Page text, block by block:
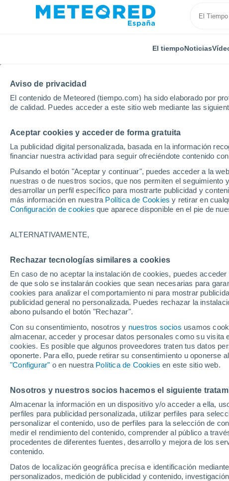
Aviso de privacidad
El contenido de Meteored (tiempo.com) ha sido elaborado por
de calidad. Puedes acceder a este sitio web mediante las
Aceptar cookies y acceder de forma gratuita
La publicidad digital personalizada, basada en la información
financiar nuestra actividad para seguir ofreciéndote contenido
Pulsando el botón "Aceptar y continuar", puedes acceder a la
nuestras o de nuestros socios, que nos permiten el
desarrollar un perfil específico para mostrarte publicidad y
más información en nuestra Política de Cookies y retirar en
Configuración de cookies que aparece disponible en el pie de
ALTERNATIVAMENTE,
Rechazar tecnologías similares a cookies
En caso de no aceptar la instalación de cookies, puedes
de que solo se instalarán cookies que sean necesarias para
cookies para analizar el comportamiento ni para mostrar
publicidad general no personalizada. Puedes rechazar la
abono pulsando el botón "Rechazar".
Con su consentimiento, nosotros y nuestros socios usamos
almacenar, acceder y procesar datos personales como su
cookies. Es posible que algunos proveedores traten tus datos
oponerte. Para ello, puede retirar su consentimiento u oponerse
"Configurar" o en nuestra Política de Cookies en este sitio web.
Nosotros y nuestros socios hacemos el siguiente
Almacenar la información en un dispositivo y/o acceder a ella,
perfiles para publicidad personalizada, utilizar perfiles para
personalizar el contenido, uso de perfiles para la selección de
medir el rendimiento del contenido, comprender al público a
procedentes de diferentes fuentes, desarrollo y mejora de los
contenido.
Datos de localización geográfica precisa e identificación
personalizados, medición de publicidad y contenido,
El tiempoNoticias
Inicio Ram Campo magnético
Archivos de la etiqueta:
NOTICIAS
Swarm ayuda a
Desde que se midió
NOTICIAS
Estimación rápida y
desastres naturales
aprendizaje
geomagnéticos
observación,
terremotos y tsunamis.
La Anomalía del
Tierra
El campo magnético
espacio,
que comenzaron las
se ha deteriorado a
NOTICIAS